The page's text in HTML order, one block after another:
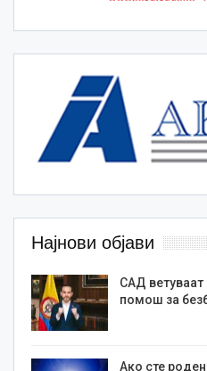
Најнови објави
САД
помош за
Ако сте